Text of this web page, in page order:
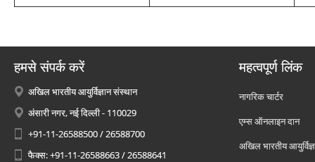
हमसे संपर्क करें
अखिल भारतीय आयुर्विज्ञान संस्थान
अंसारी नगर, नई दिल्ली - 110029
+91-11-26588500 / 26588700
फैक्स: +91-11-26588663 / 26588641
महत्वपूर्ण लिंक
नागरिक चार्टर
एम्स ऑनलाइन दान
अखिल भारतीय